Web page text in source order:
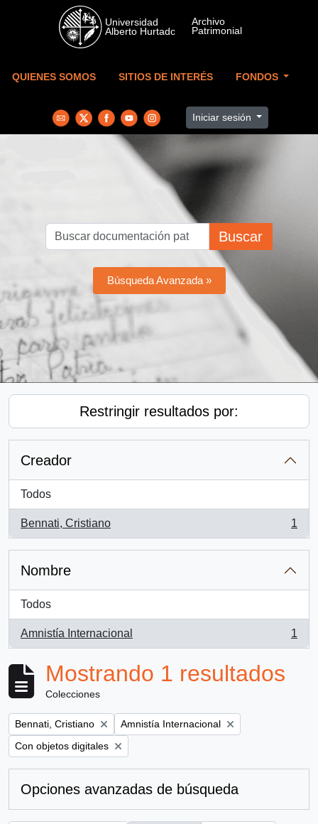
Skip to main content
QUIENES SOMOS SITIOS DE INTERÉS FONDOS
Iniciar sesión
Buscar
Búsqueda Avanzada »
Restringir resultados por:
Creador
Todos
Bennati, Cristiano
, 1 resultados
1
Nombre
Todos
Amnistía Internacional
, 1 resultados
1
Mostrando 1 resultados
Colecciones
Remove filter:
Bennati, Cristiano Remove filter:
Amnistía Internacional
Remove filter:
Con objetos digitales
Opciones avanzadas de búsqueda